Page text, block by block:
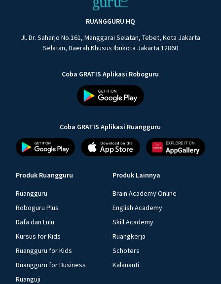
RUANGGURU HQ
Jl. Dr. Saharjo No.161, Manggarai Selatan, Tebet, Kota Jakarta
Selatan, Daerah Khusus Ibukota Jakarta 12860
Coba GRATIS Aplikasi Roboguru
Coba GRATIS Aplikasi Ruangguru
Produk Ruangguru
Ruangguru
Roboguru Plus
Dafa dan Lulu
Kursus for Kids
Ruangguru for Kids
Ruangguru for Business
Ruanguji
Produk Lainnya
Brain Academy Online
English Academy
Skill Academy
Ruangkerja
Schoters
Kalananti